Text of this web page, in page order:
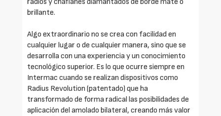
radios y chaflanes diamantados de borde mate o
brillante.
Algo extraordinario no se crea con facilidad en
cualquier lugar o de cualquier manera, sino que se
desarrolla con una experiencia y un conocimiento
tecnológico superior. Es lo que ocurre siempre en
Intermac cuando se realizan dispositivos como
Radius Revolution (patentado) que ha
transformado de forma radical las posibilidades de
aplicación del amolado bilateral, creando más valor